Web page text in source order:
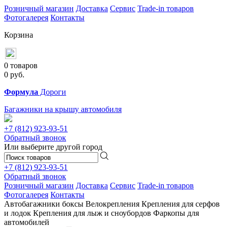
Розничный магазин Доставка Сервис Trade-in товаров
Фотогалерея Контакты
Корзина
0 товаров
0 руб.
Формула Дороги
Багажники на крышу автомобиля
+7 (812) 923-93-51
Обратный звонок
Или выберите другой город
+7 (812) 923-93-51
Обратный звонок
Розничный магазин Доставка Сервис Trade-in товаров
Фотогалерея Контакты
Автобагажники боксы Велокрепления Крепления для серфов
и лодок Крепления для лыж и сноубордов Фаркопы для
автомобилей